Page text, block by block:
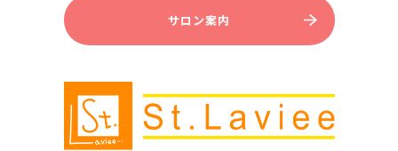
サロン案内